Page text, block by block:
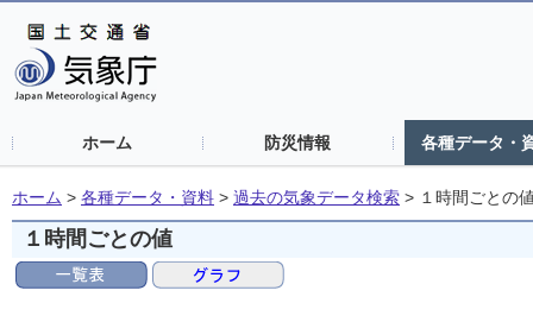
ホーム 防災情報 各種データ・
ホーム > 各種データ・資料 > 過去の気象データ検索 > １時間ごとの
１時間ごとの値